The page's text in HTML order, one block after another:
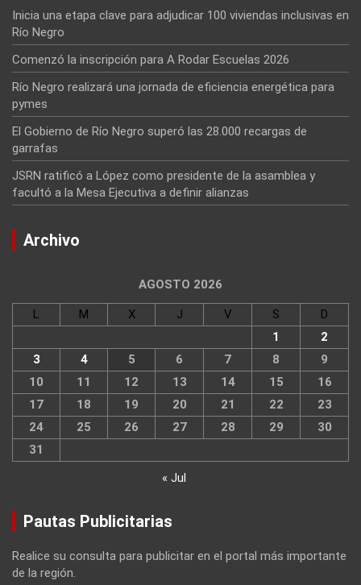
Inicia una etapa clave para adjudicar 100 viviendas inclusivas en
Río Negro
Comenzó la inscripción para A Rodar Escuelas 2026
Río Negro realizará una jornada de eficiencia energética para
pymes
El Gobierno de Río Negro superó las 28.000 recargas de
garrafas
JSRN ratificó a López como presidente de la asamblea y
facultó a la Mesa Ejecutiva a definir alianzas
Archivo
AGOSTO 2026
L M X J V S
D
1
2
3
4 5 6 7 8
9
10
11 12 13 14 15
16
17
18 19 20 21 22
23
24
25 26 27 28 29
30
31
« Jul
Pautas Publicitarias
Realice su consulta para publicitar en el portal más importante
de la región.